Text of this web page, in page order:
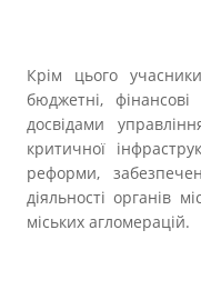
Крім цього
бюджетні,
досвідами
критичної
реформи,
діяльності органів
міських агломерацій.